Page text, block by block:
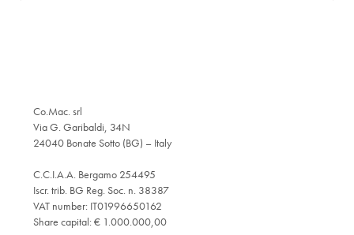
Co.Mac. srl
Via G. Garibaldi, 34N
24040 Bonate Sotto (BG) – Italy
C.C.I.A.A. Bergamo 254495
Iscr. trib. BG Reg. Soc. n. 38387
VAT number: IT01996650162
Share capital: € 1.000.000,00